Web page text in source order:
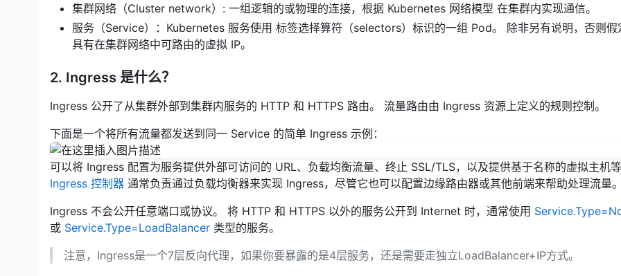
集群网络（Cluster network）: 一组逻辑的或物理的连接，根据 Kubernetes 网络模型 在集群内实现通信。
服务（Service）：Kubernetes 服务使用 标签选择算符（selectors）标识的一组 Pod。 除非另有说明，否则假
具有在集群网络中可路由的虚拟 IP。
2. Ingress 是什么？
Ingress 公开了从集群外部到集群内服务的 HTTP 和 HTTPS 路由。 流量路由由 Ingress 资源上定义的规则控制。
下面是一个将所有流量都发送到同一 Service 的简单 Ingress 示例：
可以将 Ingress 配置为服务提供外部可访问的 URL、负载均衡流量、终止 SSL/TLS，以及提供基于名称的虚拟主机
Ingress 控制器 通常负责通过负载均衡器来实现 Ingress，尽管它也可以配置边缘路由器或其他前端来帮助处理流量
Ingress 不会公开任意端口或协议。 将 HTTP 和 HTTPS 以外的服务公开到 Internet 时，通常使用
或 Service.Type=LoadBalancer 类型的服务。
注意，Ingress是一个7层反向代理，如果你要暴露的是4层服务，还是需要走独立LoadBalancer+IP方式。